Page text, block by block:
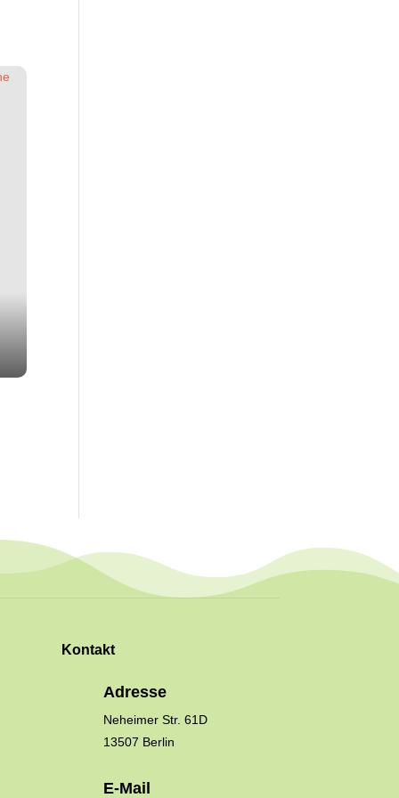
Kontakt
Adresse
Neheimer Str. 61D
13507 Berlin
E-Mail